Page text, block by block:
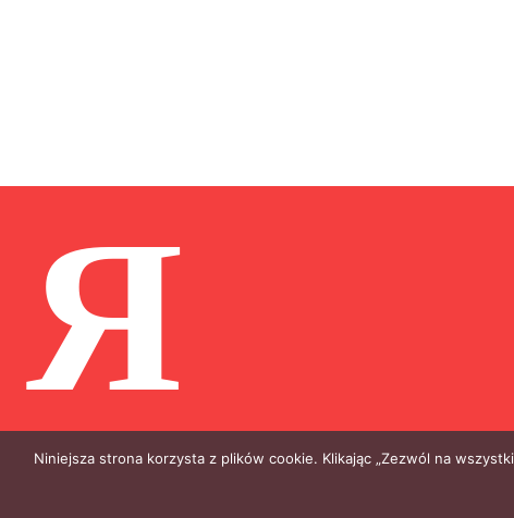
Я
Niniejsza strona korzysta z plików cookie. Klikając „Zezwól na